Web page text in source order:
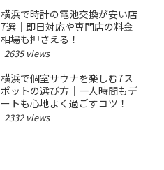
横浜で時計の電池交換が安い店
7選｜即日対応や専門店の料金
相場も押さえる！
2635 views
横浜で個室サウナを楽しむ7ス
ポットの選び方｜一人時間もデ
ートも心地よく過ごすコツ！
2332 views